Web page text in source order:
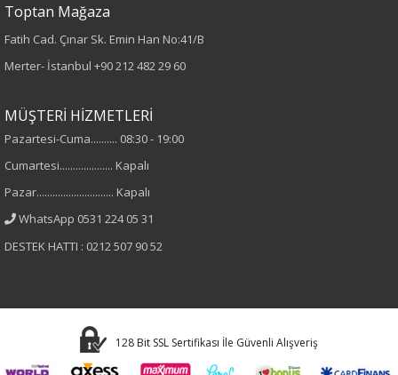
%100 Polyester
Kadın
Uzun Kol
Toptan Mağaza
Fatih Cad. Çınar Sk. Emin Han No:41/B
Merter- İstanbul +90 212 482 29 60
MÜŞTERİ HİZMETLERİ
Pazartesi-Cuma.......... 08:30 - 19:00
Cumartesi.................... Kapalı
Pazar............................. Kapalı
WhatsApp 0531 224 05 31
DESTEK HATTI : 0212 507 90 52
128 Bit SSL Sertifikası İle Güvenli Alışveriş